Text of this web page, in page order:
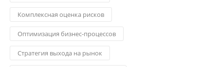
Комплексная оценка рисков
Оптимизация бизнес-процессов
Стратегия выхода на рынок